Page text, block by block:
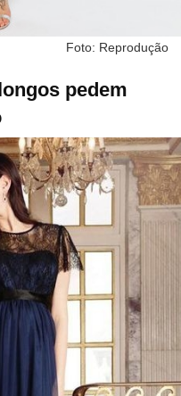
Foto: Reprodução
pedem